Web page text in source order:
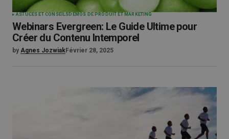
ASTUCES ET CONSEILS DÉMOS DE PRODUIT ET MARKETING
Webinars Evergreen: Le Guide Ultime pour
Créer du Contenu Intemporel
by Agnes JozwiakFévrier 28, 2025